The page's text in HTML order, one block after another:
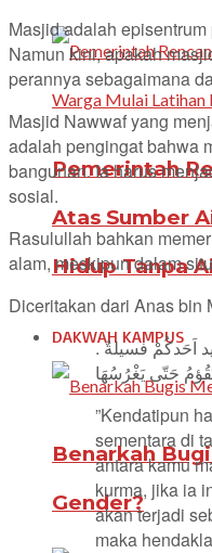
Pemerintah
Atas Sumber
Hidup Tanpa
DAKWAH KAMPUS
Benarkah
Gender?
Masjid adalah
Namun kini, apakah
perannya sebagaimana
Masjid Nawwaf yang
adalah pengingat bahwa
bangunan. Ia harus
sosial.
Rasulullah bahkan
alam, meskipun dalam
Diceritakan dari Anas bin
اَحَدكُمْ فسيلةٌ .
”Kendatipun
sementara di
antara kamu
kurma, jika ia
akan terjadi
maka